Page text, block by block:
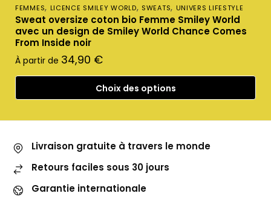
FEMMES, LICENCE SMILEY WORLD, SWEATS, UNIVERS LIFESTYLE
Sweat oversize coton bio Femme Smiley World
avec un design de Smiley World Chance Comes
From Inside noir
À partir de 34,90 €
Choix des options
Livraison gratuite à travers le monde
Retours faciles sous 30 jours
Garantie internationale